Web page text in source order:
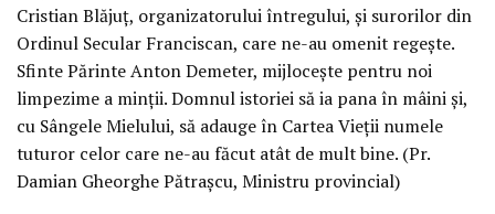
Cristian Blăjuț, organizatorului întregului, și surorilor din
Ordinul Secular Franciscan, care ne-au omenit regește.
Sfinte Părinte Anton Demeter, mijlocește pentru noi
limpezime a minții. Domnul istoriei să ia pana în mâini și,
cu Sângele Mielului, să adauge în Cartea Vieții numele
tuturor celor care ne-au făcut atât de mult bine. (Pr.
Damian Gheorghe Pătrașcu, Ministru provincial)